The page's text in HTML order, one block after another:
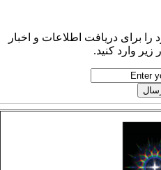
برای دریافت اطلاعات و اخبار
زیر وارد کنید.